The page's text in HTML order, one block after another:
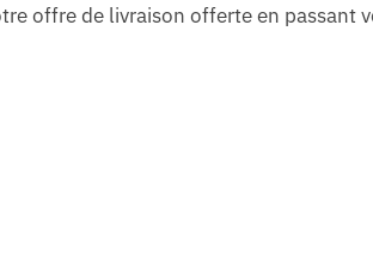
offre de livraison offerte en passant